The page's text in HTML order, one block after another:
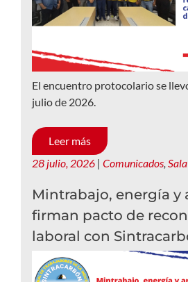
El encuentro protocolario se
julio de 2026.
Leer más
28 julio, 2026 | Comunicados,
Mintrabajo, energía y
firman pacto de
laboral con